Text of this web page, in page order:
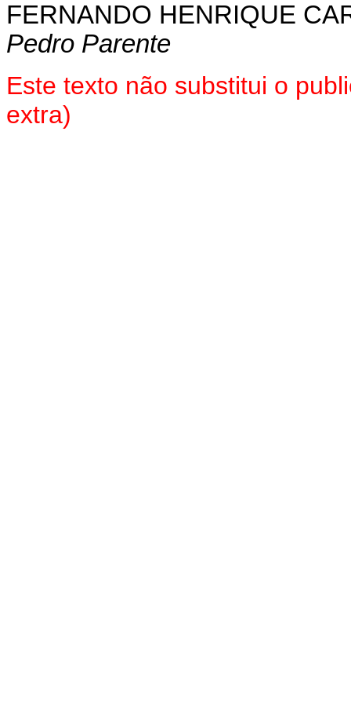
FERNANDO HENRIQUE
Pedro Parente
Este texto não substitui o
extra)